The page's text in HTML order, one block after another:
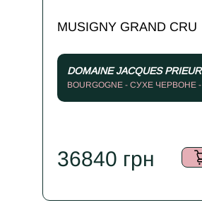
MUSIGNY GRAND CRU
DOMAINE JACQUES PRIEUR
BOURGOGNE - СУХЕ ЧЕРВОНЕ -
36840 грн